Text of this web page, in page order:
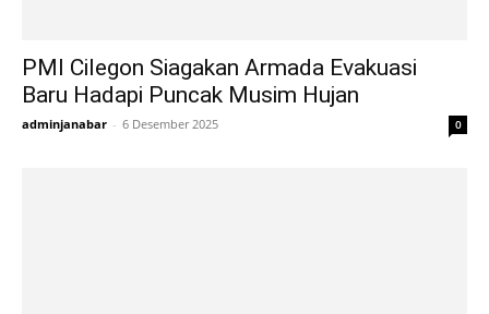
PMI Cilegon Siagakan Armada Evakuasi
Baru Hadapi Puncak Musim Hujan
adminjanabar - 6 Desember 2025 0